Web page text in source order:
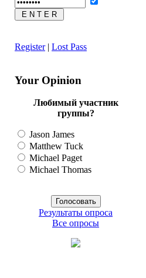
Register| Lost Pass
Your Opinion
Любимый участник
группы?
Jason James
Matthew Tuck
Michael Paget
Michael Thomas
Результаты опроса
Все опросы